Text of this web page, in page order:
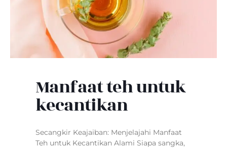
Manfaat teh untuk
kecantikan
Secangkir Keajaiban: Menjelajahi Manfaat
Teh untuk Kecantikan Alami Siapa sangka,